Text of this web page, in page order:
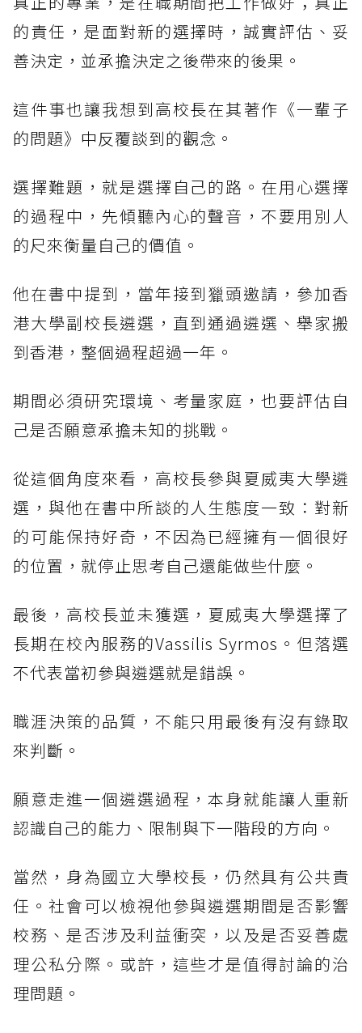
的責任，是面對新的選擇時，誠實評估、妥
善決定，並承擔決定之後帶來的後果。
這件事也讓我想到高校長在其著作《一輩子
的問題》中反覆談到的觀念。
選擇難題，就是選擇自己的路。在用心選擇
的過程中，先傾聽內心的聲音，不要用別人
的尺來衡量自己的價值。
他在書中提到，當年接到獵頭邀請，參加香
港大學副校長遴選，直到通過遴選、舉家搬
到香港，整個過程超過一年。
期間必須研究環境、考量家庭，也要評估自
己是否願意承擔未知的挑戰。
從這個角度來看，高校長參與夏威夷大學遴
選，與他在書中所談的人生態度一致：對新
的可能保持好奇，不因為已經擁有一個很好
的位置，就停止思考自己還能做些什麼。
最後，高校長並未獲選，夏威夷大學選擇了
長期在校內服務的Vassilis Syrmos。但落選
不代表當初參與遴選就是錯誤。
職涯決策的品質，不能只用最後有沒有錄取
來判斷。
願意走進一個遴選過程，本身就能讓人重新
認識自己的能力、限制與下一階段的方向。
當然，身為國立大學校長，仍然具有公共責
任。社會可以檢視他參與遴選期間是否影響
校務、是否涉及利益衝突，以及是否妥善處
理公私分際。或許，這些才是值得討論的治
理問題。